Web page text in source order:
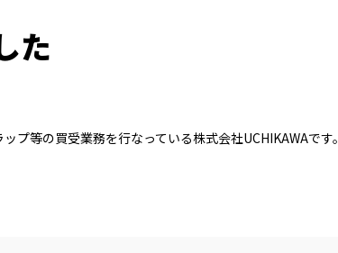
た
等の買受業務を行なっている株式会社UCHIKAWAです。